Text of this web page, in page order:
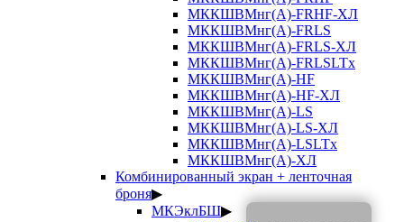
МККШВМнг(А)-FRHF-ХЛ
МККШВМнг(А)-FRLS
МККШВМнг(А)-FRLS-ХЛ
МККШВМнг(А)-FRLSLTx
МККШВМнг(А)-HF
МККШВМнг(А)-HF-ХЛ
МККШВМнг(А)-LS
МККШВМнг(А)-LS-ХЛ
МККШВМнг(А)-LSLTx
МККШВМнг(А)-ХЛ
Комбинированный экран + ленточная
броня▶
МКЭклБШ▶